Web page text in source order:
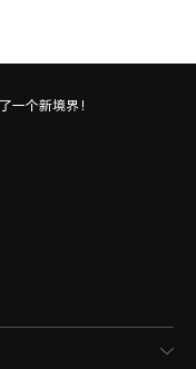
一个新境界！